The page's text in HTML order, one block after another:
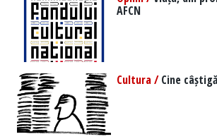
AFCN
Cultura /Cine